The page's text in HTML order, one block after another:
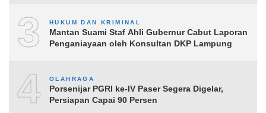
3 HUKUM DAN KRIMINAL
Mantan Suami Staf Ahli Gubernur Cabut Laporan
Penganiayaan oleh Konsultan DKP Lampung
4 OLAHRAGA
Porsenijar PGRI ke-IV Paser Segera Digelar,
Persiapan Capai 90 Persen